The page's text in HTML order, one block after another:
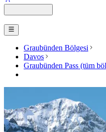
Graubünden Bölgesi
Davos
Graubünden Pass (tüm